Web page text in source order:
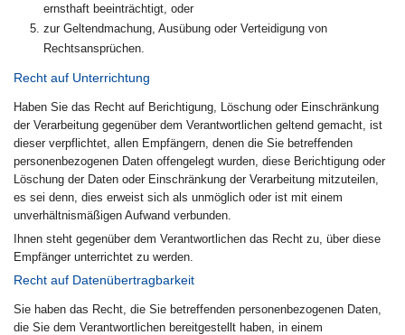
ernsthaft beeinträchtigt, oder
zur Geltendmachung, Ausübung oder Verteidigung von
Rechtsansprüchen.
Recht auf Unterrichtung
Haben Sie das Recht auf Berichtigung, Löschung oder Einschränkung
der Verarbeitung gegenüber dem Verantwortlichen geltend gemacht, ist
dieser verpflichtet, allen Empfängern, denen die Sie betreffenden
personenbezogenen Daten offengelegt wurden, diese Berichtigung oder
Löschung der Daten oder Einschränkung der Verarbeitung mitzuteilen,
es sei denn, dies erweist sich als unmöglich oder ist mit einem
unverhältnismäßigen Aufwand verbunden.
Ihnen steht gegenüber dem Verantwortlichen das Recht zu, über diese
Empfänger unterrichtet zu werden.
Recht auf Datenübertragbarkeit
Sie haben das Recht, die Sie betreffenden personenbezogenen Daten,
die Sie dem Verantwortlichen bereitgestellt haben, in einem